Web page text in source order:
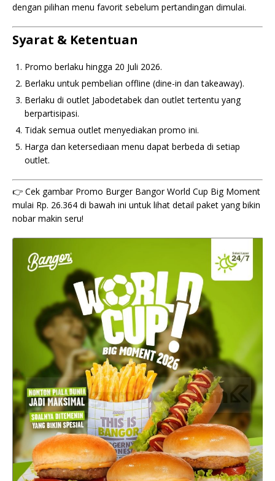
dengan pilihan menu favorit sebelum pertandingan dimulai.
Syarat & Ketentuan
Promo berlaku hingga 20 Juli 2026.
Berlaku untuk pembelian offline (dine-in dan takeaway).
Berlaku di outlet Jabodetabek dan outlet tertentu yang
berpartisipasi.
Tidak semua outlet menyediakan promo ini.
Harga dan ketersediaan menu dapat berbeda di setiap
outlet.
👉 Cek gambar Promo Burger Bangor World Cup Big Moment
mulai Rp. 26.364 di bawah ini untuk lihat detail paket yang bikin
nobar makin seru!